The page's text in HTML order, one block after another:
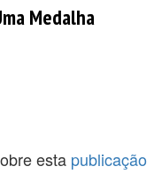
Medalha
esta publicação